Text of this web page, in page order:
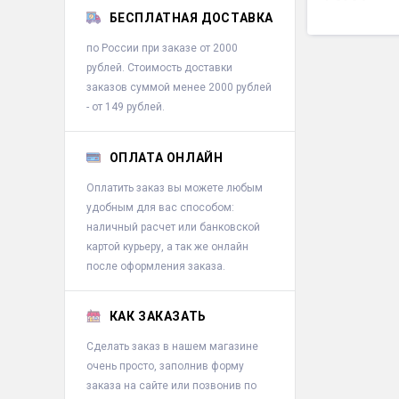
БЕСПЛАТНАЯ ДОСТАВКА
по России при заказе от 2000
рублей. Стоимость доставки
заказов суммой менее 2000 рублей
- от 149 рублей.
ОПЛАТА ОНЛАЙН
Оплатить заказ вы можете любым
удобным для вас способом:
наличный расчет или банковской
картой курьеру, а так же онлайн
после оформления заказа.
КАК ЗАКАЗАТЬ
Сделать заказ в нашем магазине
очень просто, заполнив форму
заказа на сайте или позвонив по